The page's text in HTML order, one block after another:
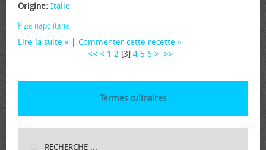
Origine: Italie
Pizza napolitana
Lire la suite
Commenter cette recette
<< < 1 2 [3] 4 5 6 > >>
Termes culinaires